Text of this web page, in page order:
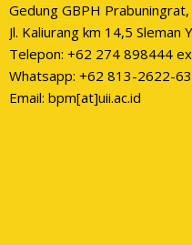
Gedung GBPH
Jl. Kaliurang km 14,5 Sleman
Telepon: +62 274 898444
Whatsapp: +62 813-2622-
Email: bpm[at]uii.ac.id